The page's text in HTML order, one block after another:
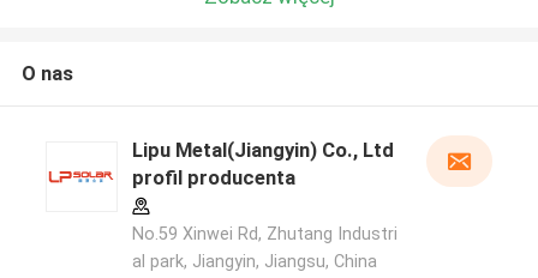
O nas
Lipu Metal(Jiangyin) Co., Ltd
profil producenta
No.59 Xinwei Rd, Zhutang Industri
al park, Jiangyin, Jiangsu, China